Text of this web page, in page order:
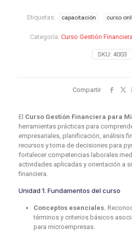
cantidad
SKU: 4003
Categoría: Curso Gestión
Etiquetas: capacitación curso
Compartir
El Curso Gestión Financiera para
herramientas prácticas para
empresariales, planificación, análisis
recursos y toma de decisiones para
fortalecer competencias laborales
actividades aplicadas y orientación a
financiera.
Unidad 1. Fundamentos del curso
Conceptos esenciales.
términos y criterios básicos
para microempresas.